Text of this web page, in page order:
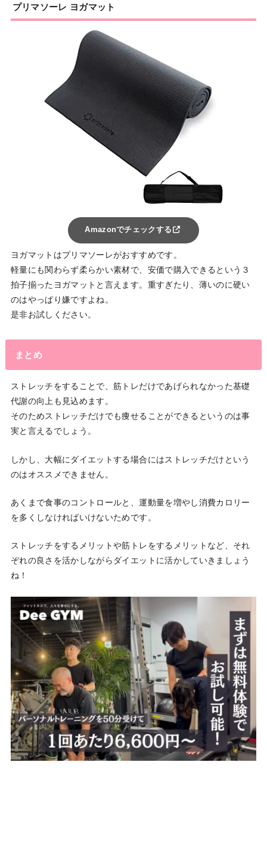
プリマソーレ ヨガマット
Amazonでチェックする
ヨガマットはプリマソーレがおすすめです。
軽量にも関わらず柔らかい素材で、安価で購入できるという３
拍子揃ったヨガマットと言えます。重すぎたり、薄いのに硬い
のはやっぱり嫌ですよね。
是非お試しください。
まとめ
ストレッチをすることで、筋トレだけであげられなかった基礎
代謝の向上も見込めます。
そのためストレッチだけでも痩せることができるというのは事
実と言えるでしょう。
しかし、大幅にダイエットする場合にはストレッチだけという
のはオススメできません。
あくまで食事のコントロールと、運動量を増やし消費カロリー
を多くしなければいけないためです。
ストレッチをするメリットや筋トレをするメリットなど、それ
ぞれの良さを活かしながらダイエットに活かしていきましょう
ね！